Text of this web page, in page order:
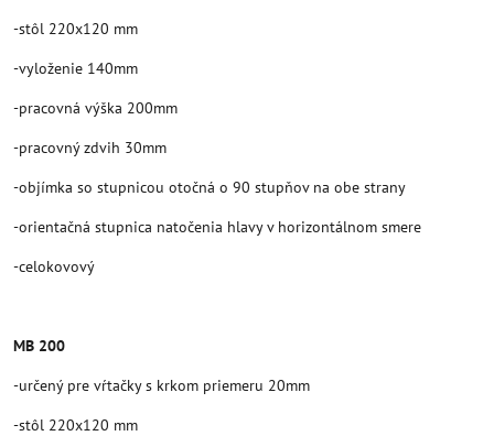
-stôl 220x120 mm
-vyloženie 140mm
-pracovná výška 200mm
-pracovný zdvih 30mm
-objímka so stupnicou otočná o 90 stupňov na obe strany
-orientačná stupnica natočenia hlavy v horizontálnom smere
-celokovový
MB 200
-určený pre vŕtačky s krkom priemeru 20mm
-stôl 220x120 mm